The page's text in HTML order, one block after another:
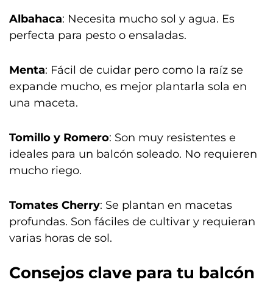
Albahaca: Necesita mucho sol y agua. Es
perfecta para pesto o ensaladas.
Menta: Fácil de cuidar pero como la raíz se
expande mucho, es mejor plantarla sola en
una maceta.
Tomillo y Romero: Son muy resistentes e
ideales para un balcón soleado. No requieren
mucho riego.
Tomates Cherry: Se plantan en macetas
profundas. Son fáciles de cultivar y requieran
varias horas de sol.
Consejos clave para tu balcón